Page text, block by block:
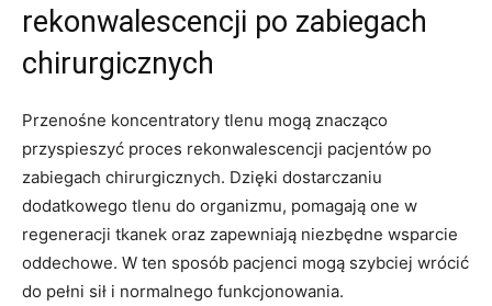
rekonwalescencji po zabiegach
⁣chirurgicznych
Przenośne koncentratory tlenu mogą ⁢znacząco
przyspieszyć proces rekonwalescencji‍ pacjentów po
zabiegach chirurgicznych. ⁣Dzięki ‍dostarczaniu
dodatkowego ​tlenu do‌ organizmu, ​pomagają one w
regeneracji‌ tkanek oraz zapewniają niezbędne wsparcie
oddechowe. W ten sposób pacjenci​ mogą szybciej wrócić
do pełni‍ sił i normalnego funkcjonowania. ​